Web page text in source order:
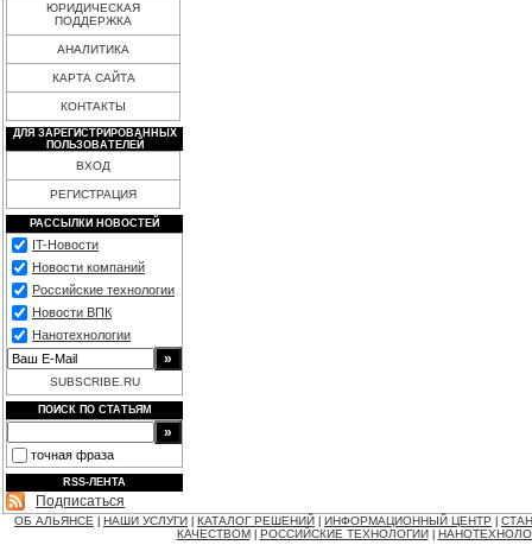
ЮРИДИЧЕСКАЯ
ПОДДЕРЖКА
АНАЛИТИКА
КАРТА САЙТА
КОНТАКТЫ
ДЛЯ ЗАРЕГИСТРИРОВАННЫХ
ПОЛЬЗОВАТЕЛЕЙ
ВХОД
РЕГИСТРАЦИЯ
РАССЫЛКИ НОВОСТЕЙ
IT-Новости
Новости компаний
Российские технологии
Новости ВПК
Нанотехнологии
SUBSCRIBE.RU
ПОИСК ПО СТАТЬЯМ
точная фраза
RSS-ЛЕНТА
Подписаться
ОБ АЛЬЯНСЕ НАШИ УСЛУГИ КАТАЛОГ РЕШЕНИЙ ИНФОРМАЦИОННЫЙ ЦЕНТР
КАЧЕСТВОМ
РОССИЙСКИЕ ТЕХНОЛОГИИ